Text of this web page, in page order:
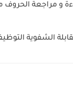
و مراجعة الحروف
الشفوية التوظيف